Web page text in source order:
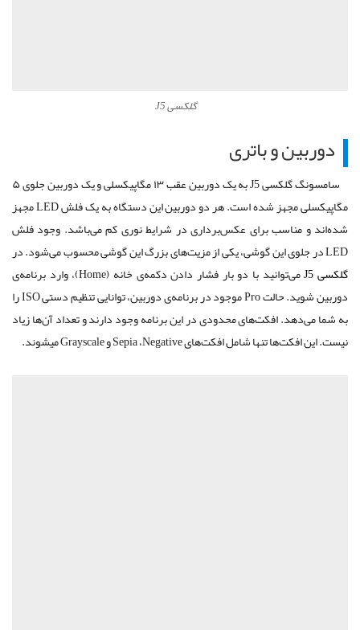
گلکسی J5
دوربین و باتری
سامسونگ گلکسی J5 به یک دوربین عقب ۱۳ مگاپیکسلی و یک دوربین جلوی ۵
مگاپیکسلی مجهز شده است. هر دو دوربین این دستگاه به یک فلش LED مجهز
شده‌اند و مناسب برای عکس‌برداری در شرایط نوری کم می‌باشد. وجود فلش
LED در جلوی این گوشی، یکی از مزیت‌های بزرگ این گوشی محسوب می‌شود. در
گلکسی J5
می‌توانید با دو بار فشار دادن دکمه‌ی خانه (Home)، وارد برنامه‌ی
دوربین شوید. حالت Pro موجود در برنامه‌ی دوربین، توانایی تنظیم دستی ISO را
به شما می‌دهد. افکت‌های محدودی در این برنامه‌ وجود دارند و تعداد آن‌ها زیاد
نیست. این افکت‌ها تنها شامل افکت‌های Sepia ،Negative و Grayscale می‎شوند.